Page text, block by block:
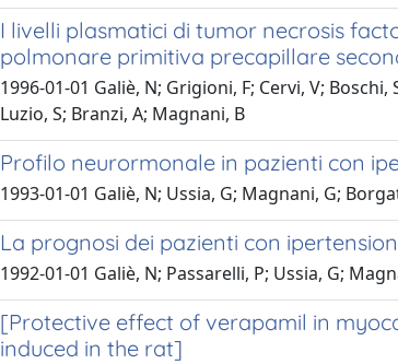
I livelli plasmatici di tumor necrosis
polmonare primitiva precapillare
1996-01-01 Galiè, N; Grigioni, F; Cervi, V;
Luzio, S; Branzi, A; Magnani, B
Profilo neurormonale in pazienti con
1993-01-01 Galiè, N; Ussia, G; Magnani, G;
La prognosi dei pazienti con
1992-01-01 Galiè, N; Passarelli, P; Ussia, G;
[Protective effect of verapamil in
induced in the rat]